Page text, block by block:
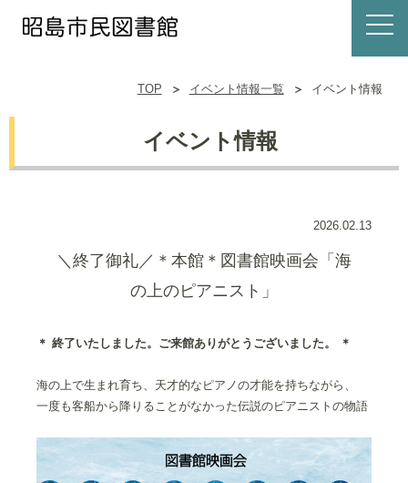
TOP イベント情報一覧 イベント情報
イベント情報
2026.02.13
＼終了御礼／＊本館＊図書館映画会「海
の上のピアニスト」
＊ 終了いたしました。ご来館ありがとうございました。 ＊
海の上で生まれ育ち、天才的なピアノの才能を持ちながら、
一度も客船から降りることがなかった伝説のピアニストの物語